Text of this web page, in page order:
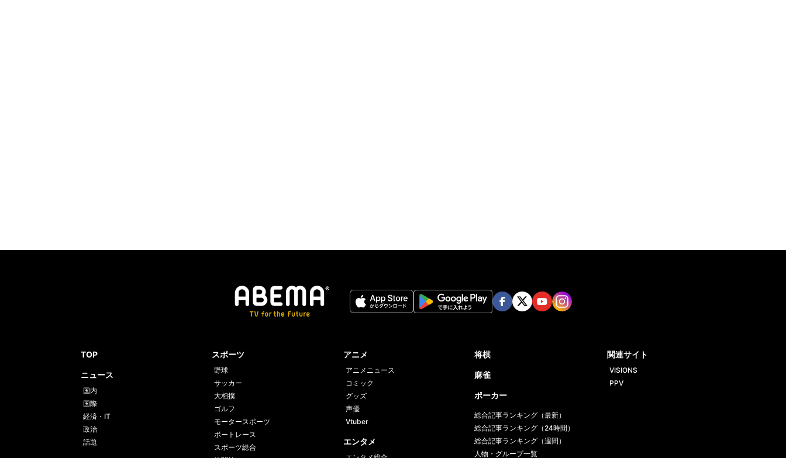
TOP
ニュース
国内
国際
経済・IT
政治
話題
スポーツ
野球
サッカー
大相撲
ゴルフ
モータースポーツ
ボートレース
スポーツ総合
アニメ
アニメニュース
コミック
グッズ
声優
Vtuber
エンタメ
将棋
麻雀
ポーカー
総合記事ランキング（最新）
総合記事ランキング（24時間）
総合記事ランキング（週間）
人物・グループ一覧
関連サイト
VISIONS
PPV